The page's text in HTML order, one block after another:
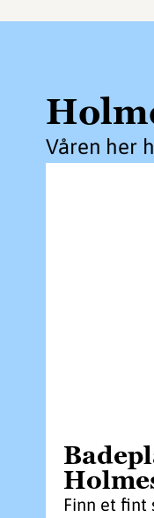
Våren her
Finn et fint